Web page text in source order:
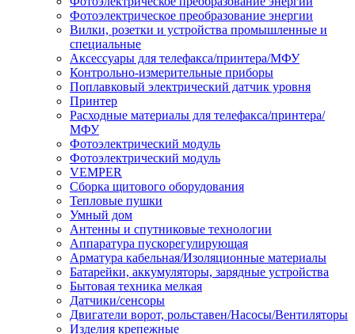
Фотоэлектрическое преобразование энергии
Вилки, розетки и устройства промышленные и
специальные
Аксессуары для телефакса/принтера/МФУ
Контрольно-измерительные приборы
Поплавковый электрический датчик уровня
Принтер
Расходные материалы для телефакса/принтера/
МФУ
Фотоэлектрический модуль
Фотоэлектрический модуль
VEMPER
Сборка щитового оборудования
Тепловые пушки
Умный дом
Антенны и спутниковые технологии
Аппаратура пускорегулирующая
Арматура кабельная/Изоляционные материалы
Батарейки, аккумуляторы, зарядные устройства
Бытовая техника мелкая
Датчики/сенсоры
Двигатели ворот, рольставен/Насосы/Вентиляторы
Изделия крепежные